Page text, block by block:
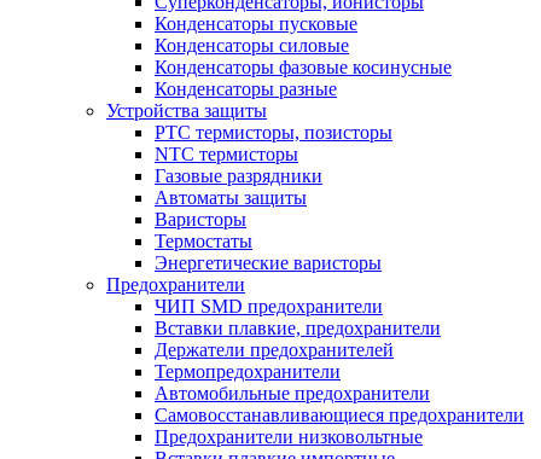
Конденсаторы пусковые
Конденсаторы силовые
Конденсаторы фазовые косинусные
Конденсаторы разные
Устройства защиты
PTC термисторы, позисторы
NTC термисторы
Газовые разрядники
Автоматы защиты
Варисторы
Термостаты
Энергетические варисторы
Предохранители
ЧИП SMD предохранители
Вставки плавкие, предохранители
Держатели предохранителей
Термопредохранители
Автомобильные предохранители
Самовосстанавливающиеся предохранители
Предохранители низковольтные